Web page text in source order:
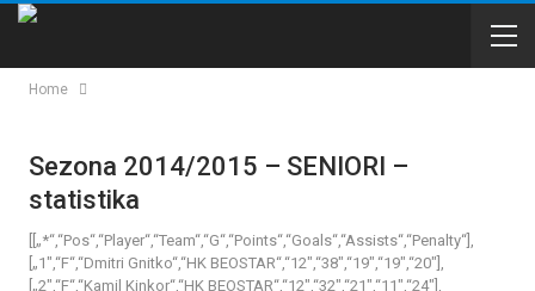
Home
Sezona 2014/2015 – SENIORI –
statistika
[[„*“,“Pos“,“Player“,“Team“,“G“,“Points“,“Goals“,“Assists“,“Penalty“],
[„1″,“F“,“Dmitri Gnitko“,“HK BEOSTAR“,“12″,“38″,“19″,“19″,“20″],
[„2″,“F“,“Kamil Kinkor“,“HK BEOSTAR“,“12″,“32″,“21″,“11″,“24″],